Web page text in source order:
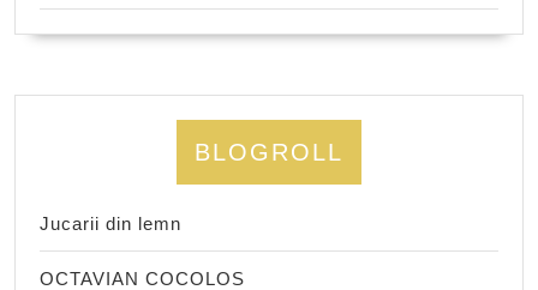
BLOGROLL
Jucarii din lemn
OCTAVIAN COCOLOS